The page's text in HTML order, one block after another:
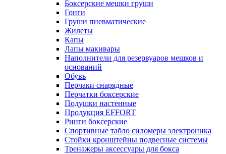
Боксерские мешки груши
Гонги
Груши пневматические
Жилеты
Капы
Лапы макивары
Наполнители для резервуаров мешков и
оснований
Обувь
Перчаки снарядные
Перчатки боксерские
Подушки настенные
Продукция EFFORT
Ринги боксерские
Спортивные табло силомеры электроника
Стойки кронштейны подвесные системы
Тренажеры аксессуары для бокса